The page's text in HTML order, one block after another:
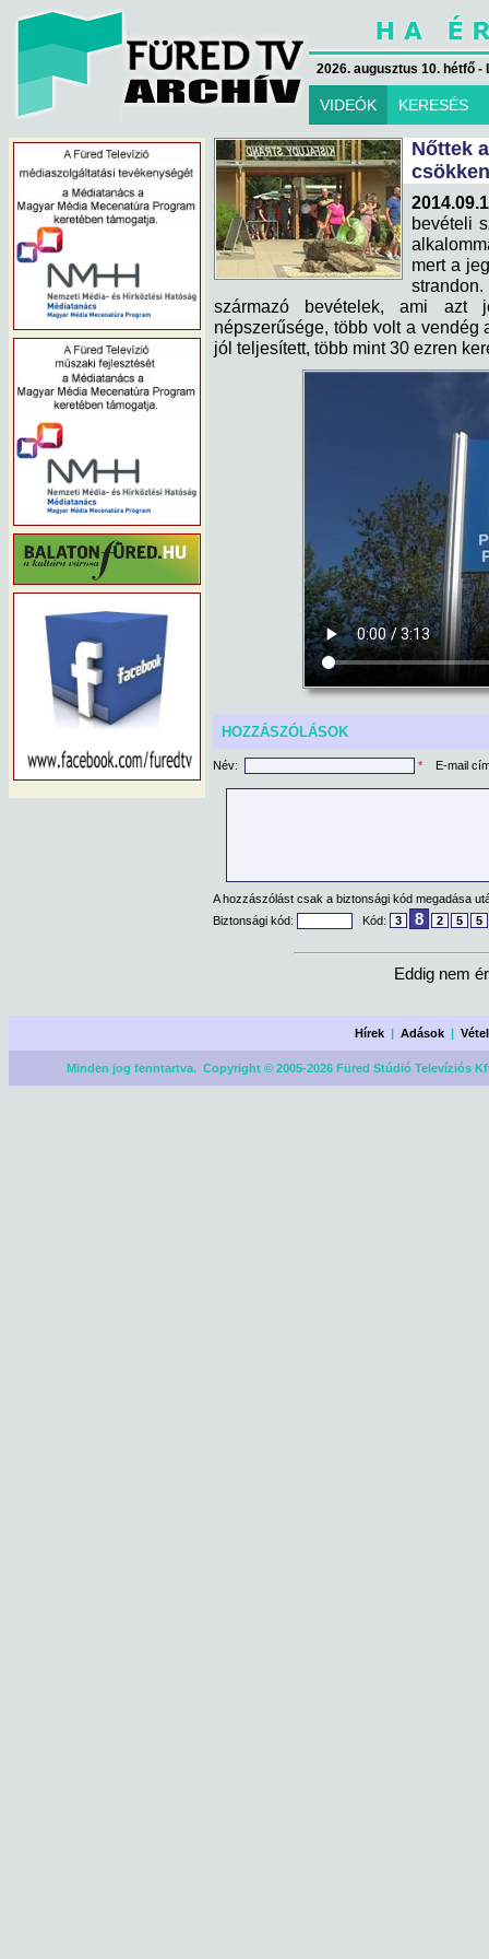
2026. augusztus 10. hétfő -
VIDEÓK KERESÉS
Nőttek
bevételi
mert a
származó bevételek, ami azt
népszerűsége, több volt a vendég
jól teljesített, több mint 30 ezren
HOZZÁSZÓLÁSOK
Név: * E-mail
A hozzászólást csak a biztonsági kód megadása
Biztonsági kód:
Kód: 3 8 2 5 5
Eddig nem
Hírek |Adások |
Minden jog fenntartva. Copyright © 2005-2026 Füred Stúdió Televíziós